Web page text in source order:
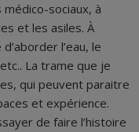
sociaux, à
et les asiles. À
l’eau, le
La trame que je
qui peuvent paraitre
et expérience.
de faire l’histoire